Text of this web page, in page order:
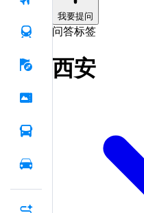
我要提问
问答标签
西安